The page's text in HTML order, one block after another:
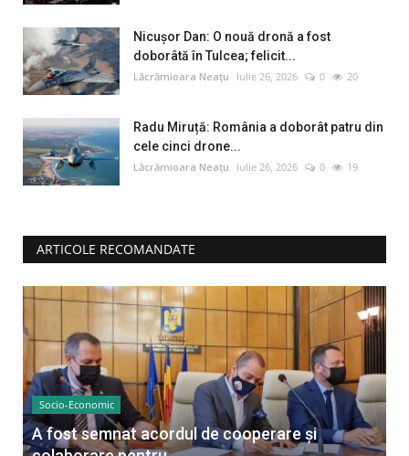
Nicușor Dan: O nouă dronă a fost
doborâtă în Tulcea; felicit...
Lăcrămioara Neațu Iulie 26, 2026 0 20
Radu Miruță: România a doborât patru din
cele cinci drone...
Lăcrămioara Neațu Iulie 26, 2026 0 19
ARTICOLE RECOMANDATE
Socio-Economic
A fost semnat acordul de cooperare și